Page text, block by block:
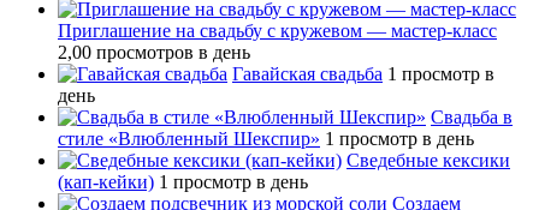
Приглашение на свадьбу с кружевом — мастер-класс
2,00 просмотров в день
Гавайская свадьба 1 просмотр в
день
Свадьба в
стиле «Влюбленный Шекспир» 1 просмотр в день
Сведебные кексики
(кап-кейки) 1 просмотр в день
Создаем